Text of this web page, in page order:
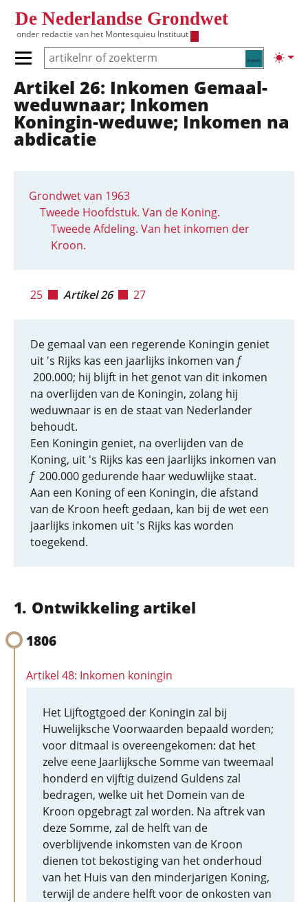
De Nederlandse Grondwet
onder redactie van het Montesquieu Instituut
Zoeken
Primair menu tonen/verbergen
Hoofdnavigatie
Artikel 26: Inkomen Gemaal-
weduwnaar; Inkomen
Koningin-weduwe; Inkomen na
abdicatie
Grondwet van 1963
Tweede Hoofdstuk. Van de Koning.
Tweede Afdeling. Van het inkomen der
Kroon.
25 Artikel 26 27
De gemaal van een regerende Koningin geniet
uit 's Rijks kas een jaarlijks inkomen van f
200.000; hij blijft in het genot van dit inkomen
na overlijden van de Koningin, zolang hij
weduwnaar is en de staat van Nederlander
behoudt.
Een Koningin geniet, na overlijden van de
Koning, uit 's Rijks kas een jaarlijks inkomen van
f200.000 gedurende haar weduwlijke staat.
Aan een Koning of een Koningin, die afstand
van de Kroon heeft gedaan, kan bij de wet een
jaarlijks inkomen uit 's Rijks kas worden
toegekend.
Ontwikkeling artikel
1806
Artikel 48: Inkomen koningin
Het Lijftogtgoed der Koningin zal bij
Huwelijksche Voorwaarden bepaald worden;
voor ditmaal is overeengekomen: dat het
zelve eene Jaarlijksche Somme van tweemaal
honderd en vijftig duizend Guldens zal
bedragen, welke uit het Domein van de
Kroon opgebragt zal worden. Na aftrek van
deze Somme, zal de helft van de
overblijvende inkomsten van de Kroon
dienen tot bekostiging van het onderhoud
van het Huis van den minderjarigen Koning,
terwijl de andere helft voor de onkosten van